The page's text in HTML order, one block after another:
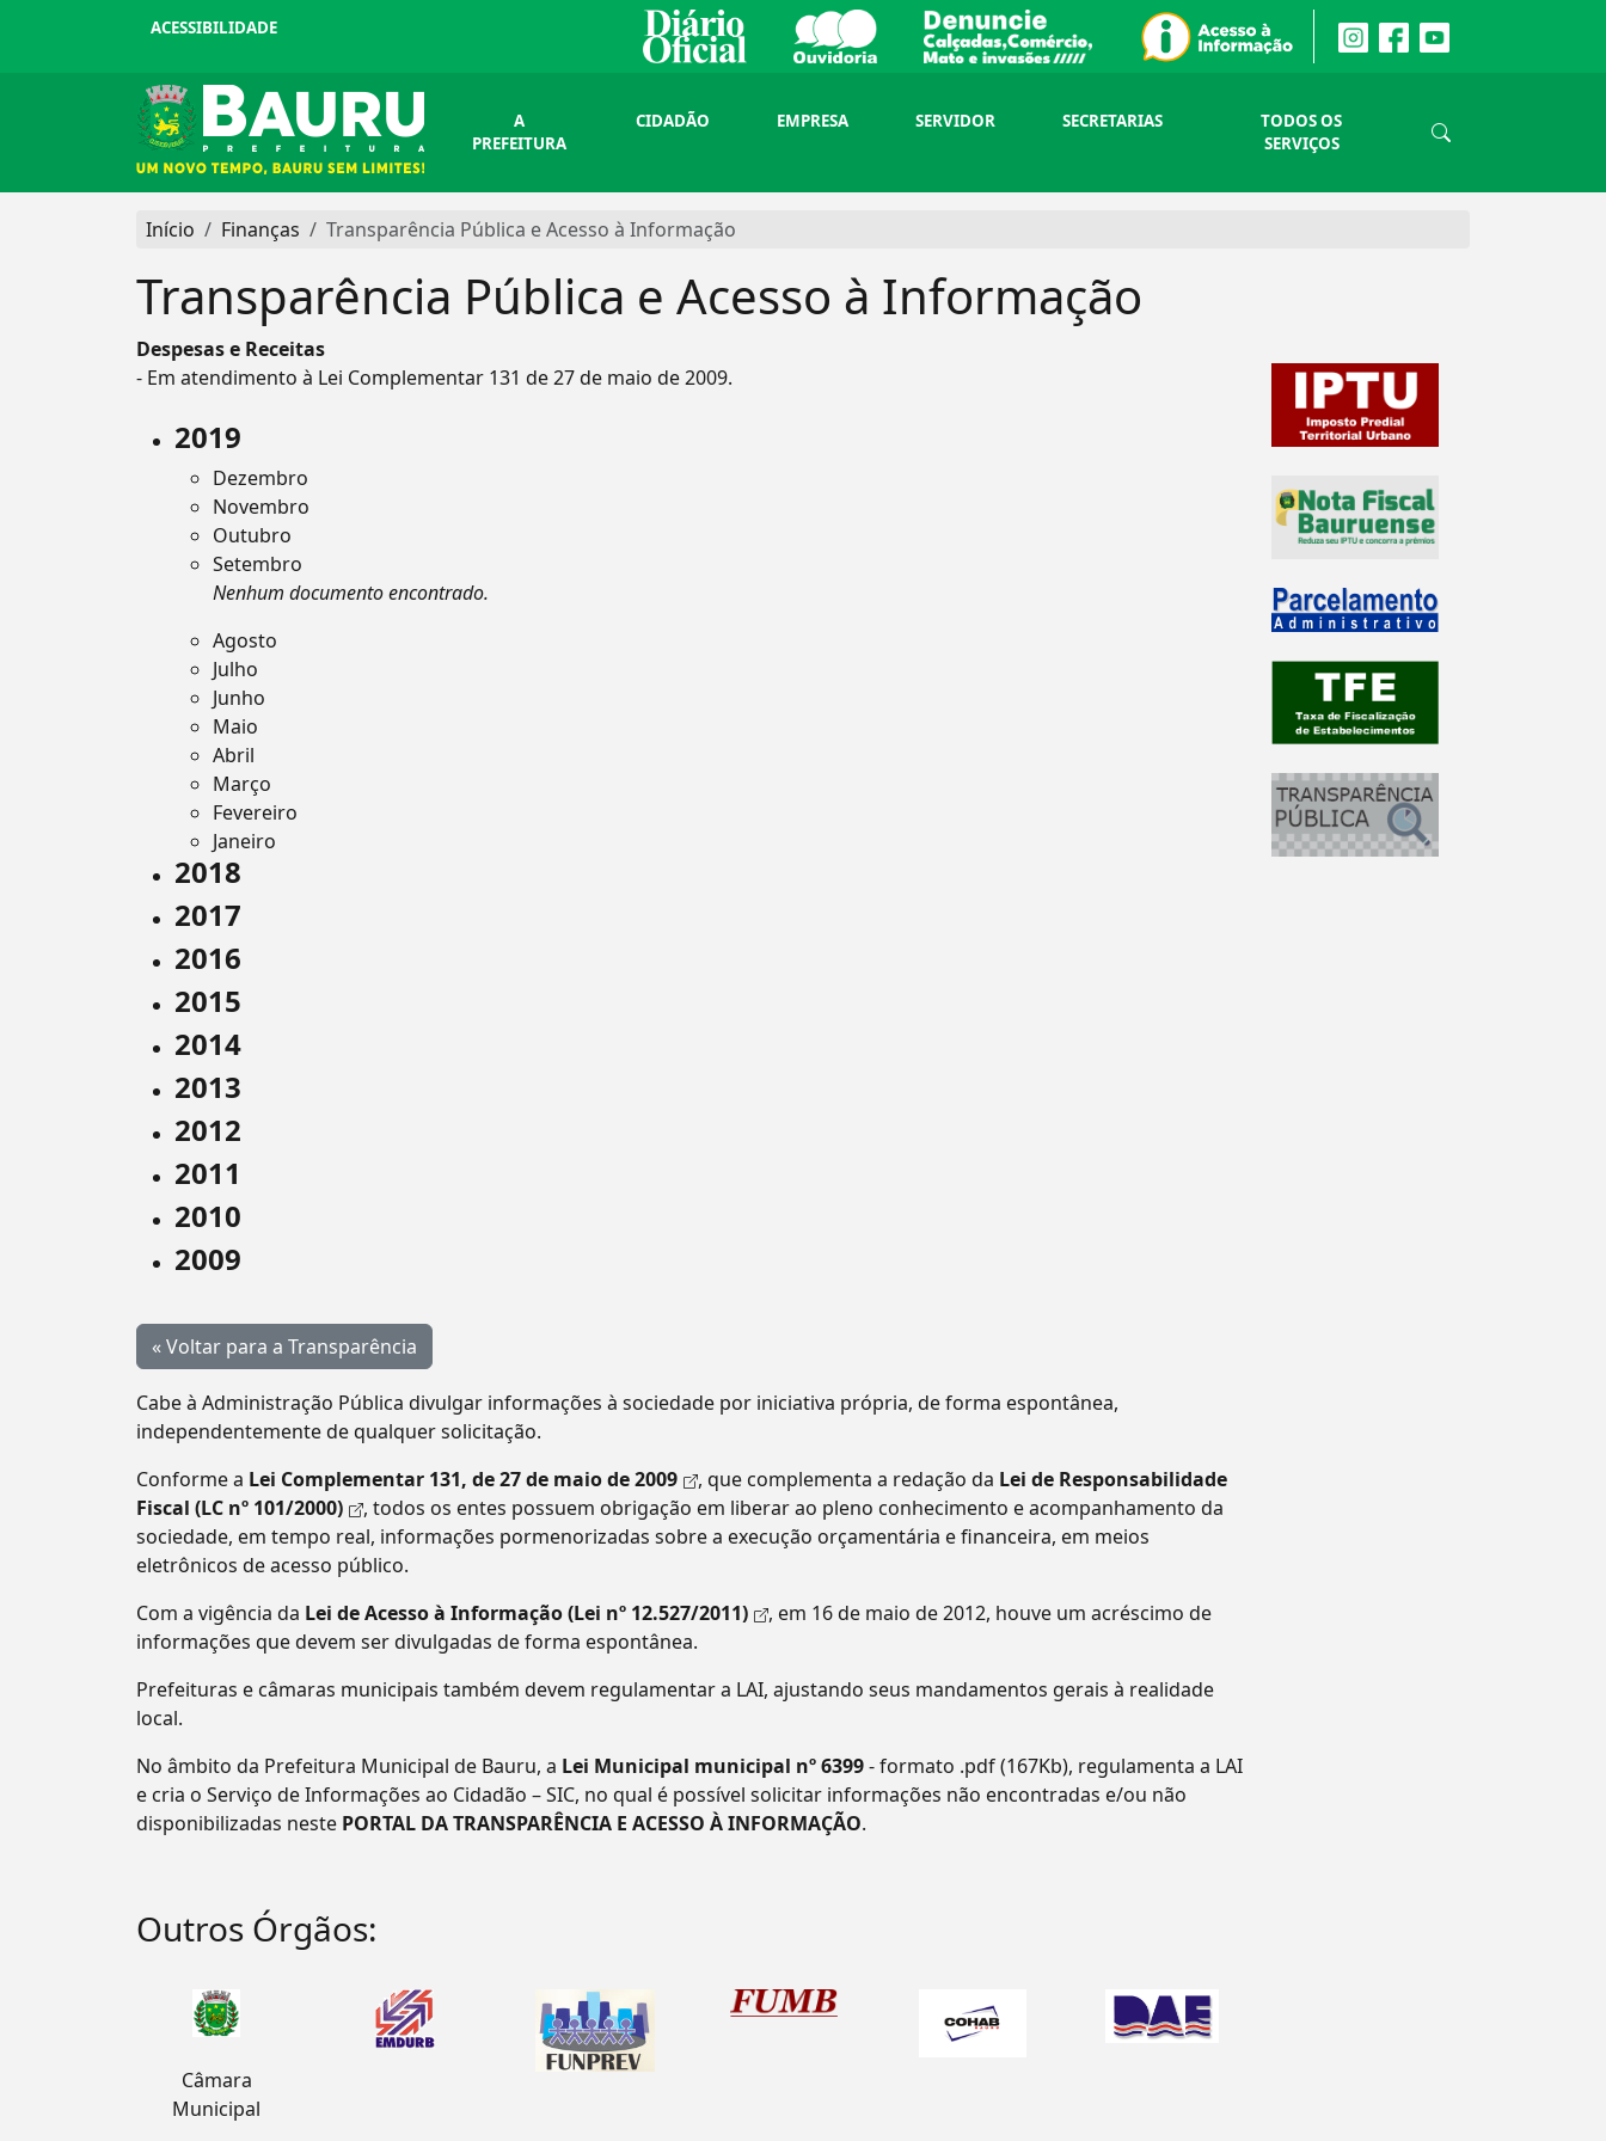
ACESSIBILIDADE
A
PREFEITURA
CIDADÃO EMPRESA SERVIDOR SECRETARIAS
TODOS OS
SERVIÇOS
Início Finanças Transparência Pública e Acesso à Informação
Transparência Pública e Acesso à Informação
Despesas e Receitas
- Em atendimento à Lei Complementar 131 de 27 de maio de 2009.
2019
Dezembro
Novembro
Outubro
Setembro
Nenhum documento encontrado.
Agosto
Julho
Junho
Maio
Abril
Março
Fevereiro
Janeiro
2018
2017
2016
2015
2014
2013
2012
2011
2010
2009
« Voltar para a Transparência
Cabe à Administração Pública divulgar informações à sociedade por iniciativa própria, de forma espontânea,
independentemente de qualquer solicitação.
Conforme a Lei Complementar 131, de 27 de maio de 2009 , que complementa a redação da Lei de Responsabilidade
Fiscal (LC nº 101/2000)
, todos os entes possuem obrigação em liberar ao pleno conhecimento e acompanhamento da
sociedade, em tempo real, informações pormenorizadas sobre a execução orçamentária e financeira, em meios
eletrônicos de acesso público.
Com a vigência da Lei de Acesso à Informação (Lei nº 12.527/2011)
, em 16 de maio de 2012, houve um acréscimo de
informações que devem ser divulgadas de forma espontânea.
Prefeituras e câmaras municipais também devem regulamentar a LAI, ajustando seus mandamentos gerais à realidade
local.
No âmbito da Prefeitura Municipal de Bauru, a Lei Municipal municipal nº 6399- formato .pdf (167Kb), regulamenta a LAI
e cria o Serviço de Informações ao Cidadão – SIC, no qual é possível solicitar informações não encontradas e/ou não
disponibilizadas neste PORTAL DA TRANSPARÊNCIA E ACESSO À INFORMAÇÃO.
Outros Órgãos:
Câmara
Municipal